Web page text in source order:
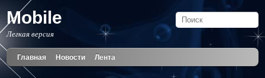
Mobile
Легкая версия
Главная Новости Лента